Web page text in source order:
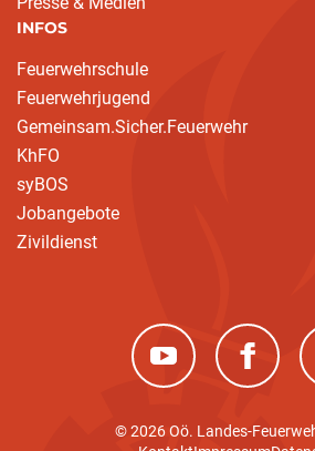
INFOS
Feuerwehrschule
Feuerwehrjugend
Gemeinsam.Sicher.Feuerwehr
KhFO
syBOS
Jobangebote
Zivildienst
(neues Fenster)(neues
© 2026 Oö. Landes-